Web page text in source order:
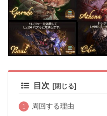
目次
周回する理由